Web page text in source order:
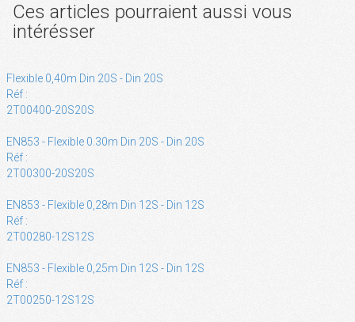
Ces articles pourraient aussi vous
intérésser
Flexible 0,40m Din 20S - Din 20S
Réf :
2T00400-20S20S
EN853 - Flexible 0.30m Din 20S - Din 20S
Réf :
2T00300-20S20S
EN853 - Flexible 0,28m Din 12S - Din 12S
Réf :
2T00280-12S12S
EN853 - Flexible 0,25m Din 12S - Din 12S
Réf :
2T00250-12S12S